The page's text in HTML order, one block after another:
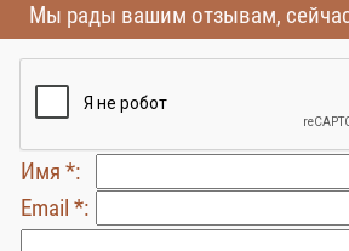
Мы рады вашим отзывам,
Имя *:
Email *: